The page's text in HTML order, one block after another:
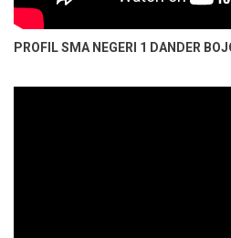
PROFIL SMA NEGERI 1 DANDER